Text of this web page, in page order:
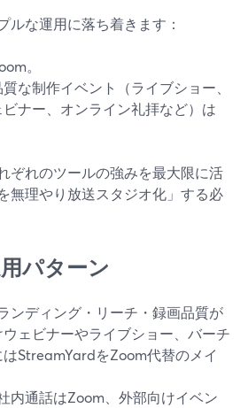
ルな運用に落ち着きます：
。
な制作イベント（ライブショー、
ナー、オンライン礼拝など）は
ぞれのツールの強みを最大限に活
無理やり放送スタジオ化」する必
パターン
ンディング・リーチ・録画品質が
ェビナーやライブショー、バーチ
StreamYardをZoom代替のメイ
内通話はZoom、外部向けイベン